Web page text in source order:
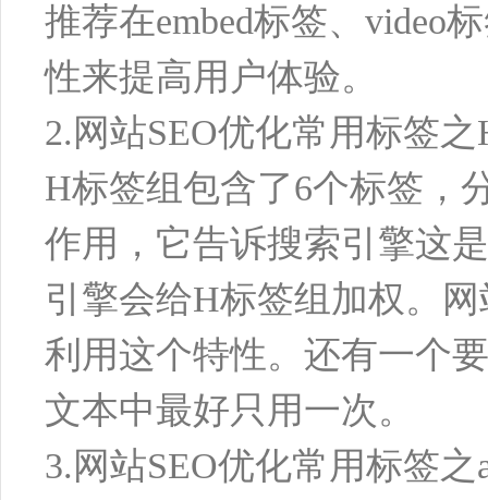
推荐在embed标签、video
性来提高用户体验。
2.网站SEO优化常用标签
H标签组包含了6个标签，
作用，它告诉搜索引擎这
引擎会给H标签组加权。
利用这个特性。还有一个
文本中最好只用一次。
3.网站SEO优化常用标签之